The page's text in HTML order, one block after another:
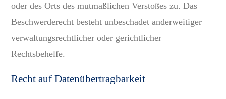
oder des Orts des mutmaßlichen Verstoßes zu. Das
Beschwerderecht besteht unbeschadet anderweitiger
verwaltungsrechtlicher oder gerichtlicher
Rechtsbehelfe.
Recht auf Daten­übertrag­barkeit